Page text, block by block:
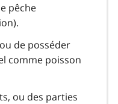
pêche
de posséder
comme poisson
ou des parties